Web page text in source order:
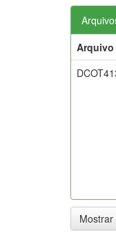
Arquivo